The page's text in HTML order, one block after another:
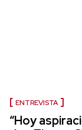
ENTREVISTA
“Hoy